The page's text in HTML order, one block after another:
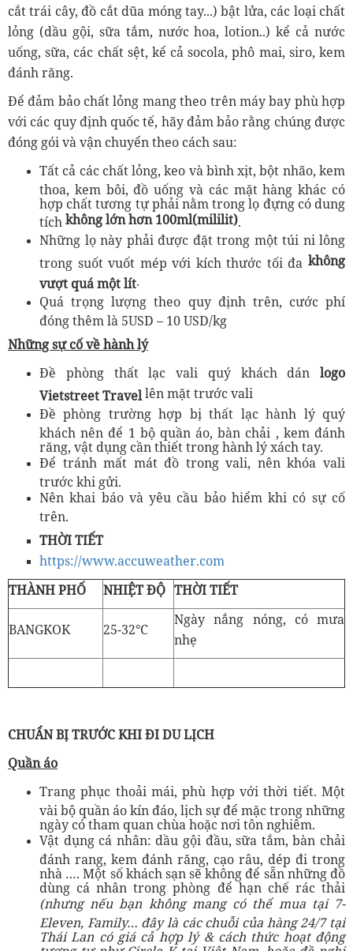
cắt trái cây, đồ cắt dũa móng tay...) bật lửa, các loại chất
lỏng (dầu gội, sữa tắm, nước hoa, lotion..) kể cả nước
uống, sữa, các chất sệt, kể cả socola, phô mai, siro, kem
đánh răng.
Để đảm bảo chất lỏng mang theo trên máy bay phù hợp
với các quy định quốc tế, hãy đảm bảo rằng chúng được
đóng gói và vận chuyển theo cách sau:
Tất cả các chất lỏng, keo và bình xịt, bột nhão, kem
thoa, kem bôi, đồ uống và các mặt hàng khác có
hợp chất tương tự phải nằm trong lọ đựng có dung
tích không lớn hơn 100ml(mililit)
Những lọ này phải được đặt trong một túi ni lông
trong suốt vuốt mép với kích thước tối đa không
vượt quá một lít.
Quá trọng lượng theo quy định trên, cước phí
đóng thêm là 5USD – 10 USD/kg
Những sự cố về hành lý
Đề phòng thất lạc vali quý khách dán logo
Vietstreet Travel lên mặt trước vali
Đề phòng trường hợp bị thất lạc hành lý quý
khách nên để 1 bộ quần áo, bàn chải , kem đánh
răng, vật dụng cần thiết trong hành lý xách tay.
Để tránh mất mát đồ trong vali, nên khóa vali
trước khi gửi.
Nên khai báo và yêu cầu bảo hiểm khi có sự cố
trên.
THỜI TIẾT
https://www.accuweather.com
THÀNH PHỐ
NHIỆT ĐỘ THỜI TIẾT
BANGKOK 25-32°C
Ngày nắng nóng, có mưa
nhẹ
CHUẨN BỊ TRƯỚC KHI ĐI DU LỊCH
Quần áo
Trang phục thoải mái, phù hợp với thời tiết. Một
vài bộ quần áo kín đáo, lịch sự để mặc trong những
ngày có tham quan chùa hoặc nơi tôn nghiêm.
Vật dụng cá nhân: dầu gội đầu, sữa tắm, bàn chải
đánh rang, kem đánh răng, cạo râu, dép đi trong
nhà …. Một số khách sạn sẽ không để sẵn những đồ
dùng cá nhân trong phòng để hạn chế rác thải
(nhưng nếu bạn không mang có thể mua tại 7-
Eleven, Family… đây là các chuỗi của hàng 24/7 tại
Thái Lan có giá cả hợp lý & cách thức hoạt động